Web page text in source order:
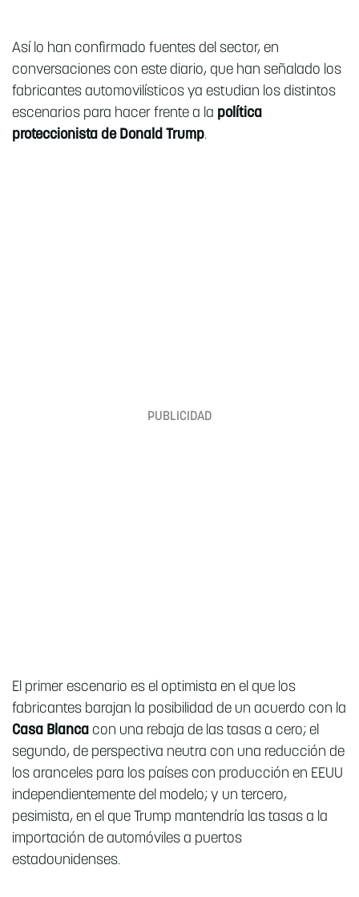
Así lo han confirmado fuentes del sector, en
conversaciones con este diario, que han señalado los
fabricantes automovilísticos ya estudian los distintos
escenarios para hacer frente a la política
proteccionista de Donald Trump.
El primer escenario es el optimista en el que los
fabricantes barajan la posibilidad de un acuerdo con la
Casa Blanca con una rebaja de las tasas a cero; el
segundo, de perspectiva neutra con una reducción de
los aranceles para los países con producción en EEUU
independientemente del modelo; y un tercero,
pesimista, en el que Trump mantendría las tasas a la
importación de automóviles a puertos
estadounidenses.